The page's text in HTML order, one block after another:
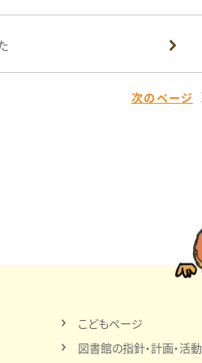
次のページ
こどもページ
図書館の指針・計画・活動